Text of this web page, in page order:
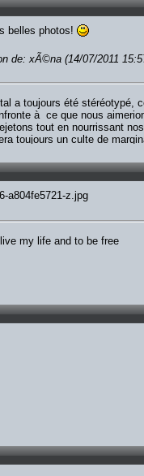
belles photos!
de: xÃ©na (14/07/2011
a toujours été stéréotypé,
à ce que nous
tout en nourrissant
toujours un culte de
live my life and to be free